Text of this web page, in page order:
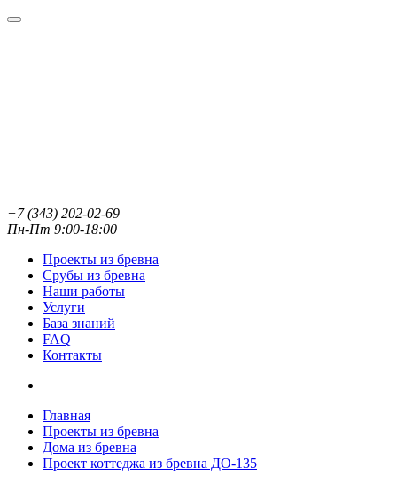
+7 (343) 202-02-69
Пн-Пт 9:00-18:00
Проекты из бревна
Срубы из бревна
Наши работы
Услуги
База знаний
FAQ
Контакты
Главная
Проекты из бревна
Дома из бревна
Проект коттеджа из бревна ДО-135